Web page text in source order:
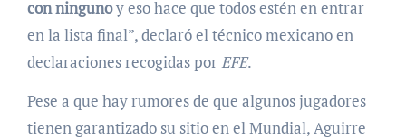
con ningunoy eso hace que todos estén en entrar
en la lista final”, declaró el técnico mexicano en
declaraciones recogidas por EFE.
Pese a que hay rumores de que algunos jugadores
tienen garantizado su sitio en el Mundial, Aguirre